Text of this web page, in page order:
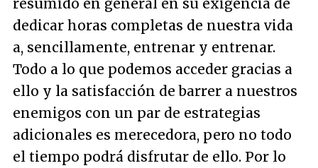
resumido en general en su exigencia de
dedicar horas completas de nuestra vida
a, sencillamente, entrenar y entrenar.
Todo a lo que podemos acceder gracias a
ello y la satisfacción de barrer a nuestros
enemigos con un par de estrategias
adicionales es merecedora, pero no todo
el tiempo podrá disfrutar de ello. Por lo